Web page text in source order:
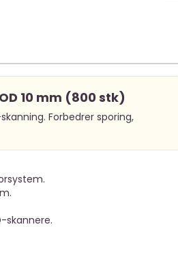
10 mm (800 stk)
Forbedrer sporing,
skannere.